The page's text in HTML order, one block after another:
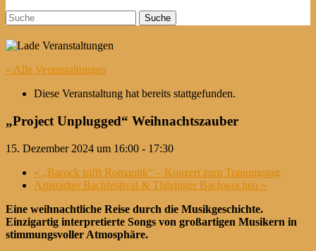
Suche
Suche
nach:
« Alle Veranstaltungen
Diese Veranstaltung hat bereits stattgefunden.
„Project Unplugged“ Weihnachtszauber
15. Dezember 2024 um 16:00 - 17:30
« „Barock trifft Romantik“ – Konzert zum Trauungstag
Arnstädter Bachfestival & Thüringer Bachwochen »
Eine weihnachtliche Reise durch die Musikgeschichte.
Einzigartig interpretierte Songs von großartigen Musikern in
stimmungsvoller Atmosphäre.